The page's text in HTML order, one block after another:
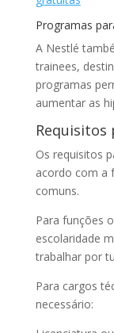
Programas
A Nestlé
trainees,
programas
aumentar as
Os requisitos
acordo com a
comuns.
Para funções
escolaridade
trabalhar por
Para cargos
necessário: